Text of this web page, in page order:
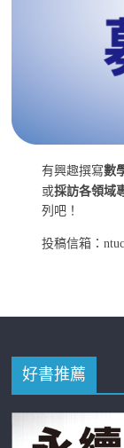
有興趣撰寫數
或採訪各領域
列吧！
投稿信箱：
好書推薦